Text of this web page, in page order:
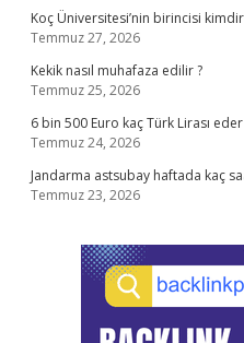
Koç Üniversitesi’nin birincisi
Temmuz 27, 2026
Kekik nasıl muhafaza edilir ?
Temmuz 25, 2026
6 bin 500 Euro kaç Türk Lirası eder
Temmuz 24, 2026
Jandarma astsubay haftada kaç
Temmuz 23, 2026